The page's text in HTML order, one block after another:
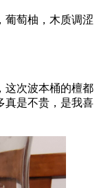
葡萄柚，木质调涩
这次波本桶的檀都
真是不贵，是我喜